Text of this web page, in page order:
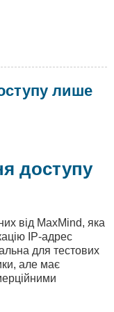
лише
доступу
від MaxMind, яка
IP‑адрес
для тестових
але має